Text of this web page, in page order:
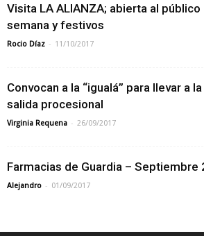
Visita LA ALIANZA; abierta al
semana y festivos
Rocio Díaz - 11/10/2017
Convocan a la “igualá” para llevar a
salida procesional
Virginia Requena - 26/09/2017
Farmacias de Guardia – Septiembre
Alejandro - 01/09/2017